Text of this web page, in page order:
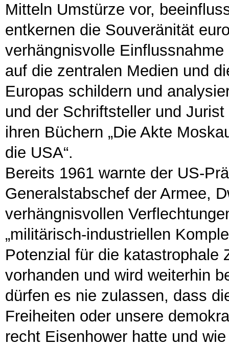
Mitteln Umstürze vor,
entkernen die Souveränität
verhängnisvolle
auf die zentralen Medien und
Europas schildern und
und der Schriftsteller und
ihren Büchern „Die Akte
die USA“.
Bereits 1961 warnte der US-
Generalstabschef der Armee,
verhängnisvollen
„militärisch-industriellen
Potenzial für die katastrophale
vorhanden und wird weiterhin
dürfen es nie zulassen, dass
Freiheiten oder unsere
recht Eisenhower hatte und